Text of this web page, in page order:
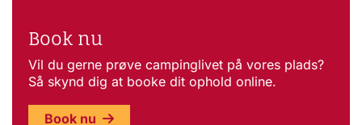
Book nu
Vil du gerne prøve campinglivet på vores plads?
Så skynd dig at booke dit ophold online.
Book nu